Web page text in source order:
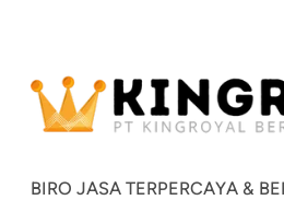
BIRO JASA TERPERCAYA &